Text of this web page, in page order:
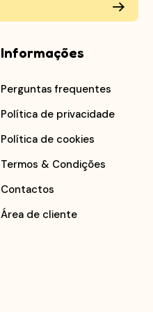
Informações
Perguntas frequentes
Política de privacidade
Política de cookies
Termos & Condições
Contactos
Área de cliente